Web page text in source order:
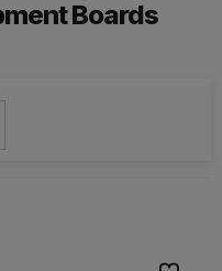
Boards